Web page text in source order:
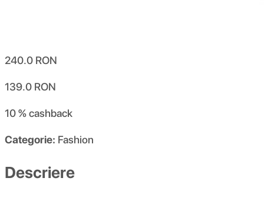
240.0 RON
139.0 RON
10 %cashback
Categorie: Fashion
Descriere